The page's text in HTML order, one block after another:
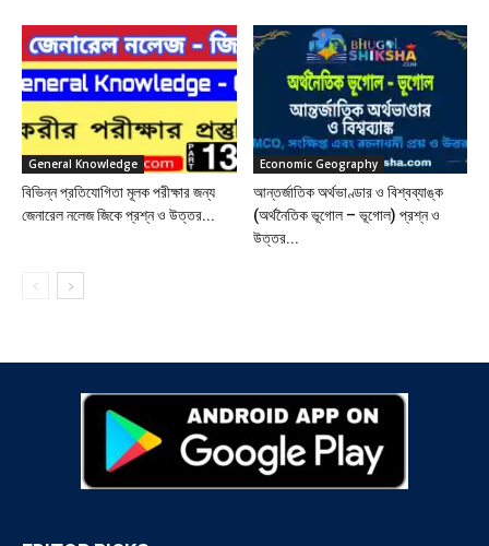
General Knowledge
বিভিন্ন প্রতিযোগিতা মূলক পরীক্ষার জন্য
জেনারেল নলেজ জিকে প্রশ্ন ও উত্তর...
Economic Geography
আন্তর্জাতিক অর্থভাণ্ডার ও বিশ্বব্যাঙ্ক
(অর্থনৈতিক ভূগোল – ভূগোল) প্রশ্ন ও
উত্তর...